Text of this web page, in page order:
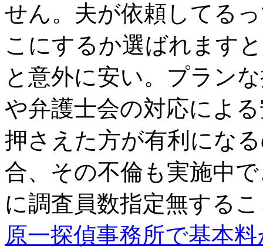
せん。夫が依頼してる
こにするか選ばれます
と意外に安い。プラン
や弁護士会の対応によ
押さえた方が有利にな
合、その不倫も実施中
に調査員数指定無する
原一探偵事務所で基本